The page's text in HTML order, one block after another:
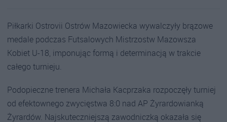
Piłkarki Ostrovii Ostrów Mazowiecka wywalczyły brązowe
medale podczas Futsalowych Mistrzostw Mazowsza
Kobiet U-18, imponując formą i determinacją w trakcie
całego turnieju.
Podopieczne trenera Michała Kacprzaka rozpoczęły turniej
od efektownego zwycięstwa 8:0 nad AP Żyrardowianką
Żyrardów. Najskuteczniejszą zawodniczką okazała się